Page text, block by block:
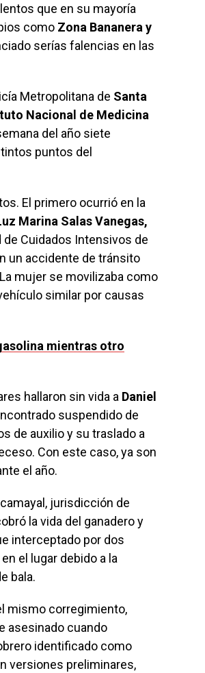
que en su mayoría
como Zona Bananera y
serías falencias en las
Metropolitana de Santa
Nacional de Medicina
del año siete
puntos del
El primero ocurrió en la
Marina Salas Vanegas,
de Cuidados Intensivos de
un accidente de tránsito
La mujer se movilizaba como
similar por causas
mientras otro
hallaron sin vida a Daniel
suspendido de
de auxilio y su traslado a
Con este caso, ya son
el año.
jurisdicción de
la vida del ganadero y
interceptado por dos
el lugar debido a la
bala.
mismo corregimiento,
asesinado cuando
identificado como
versiones preliminares,